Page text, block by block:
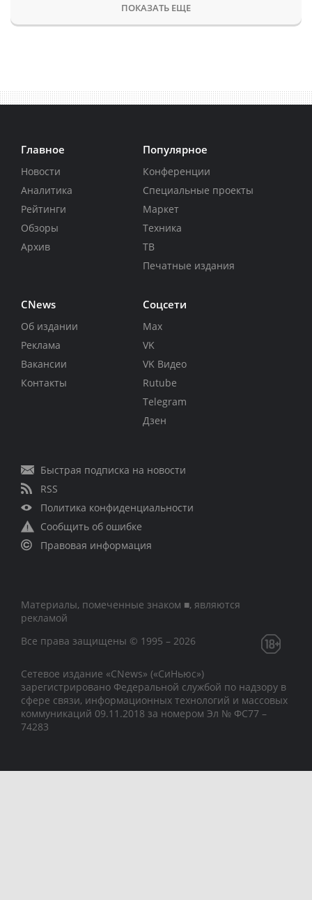
ПОКАЗАТЬ ЕЩЕ
Главное
Новости
Аналитика
Рейтинги
Обзоры
Архив
Популярное
Конференции
Специальные проекты
Маркет
Техника
ТВ
Печатные издания
CNews
Об издании
Реклама
Вакансии
Контакты
Соцсети
Max
VK
VK Видео
Rutube
Telegram
Дзен
Быстрая подписка на новости
RSS
Политика конфиденциальности
Сообщить об ошибке
Правовая информация
Материалы, помеченные знаком ■, являются
рекламой
Все права защищены © 1995 – 2026
Сетевое издание «CNews» («СиНьюс»)
зарегистрировано Федеральной службой по надзору в
сфере связи, информационных технологий и массовых
коммуникаций 09.11.2018 за номером Эл № ФС77 –
74283